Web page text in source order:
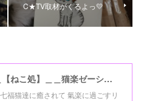
C★TV取材がくるよっ💛
抜針与楽＿＿【ねこ処】＿＿猫楽ゼーションHome☆
福猫達に癒されて 氣楽に過ごすリ